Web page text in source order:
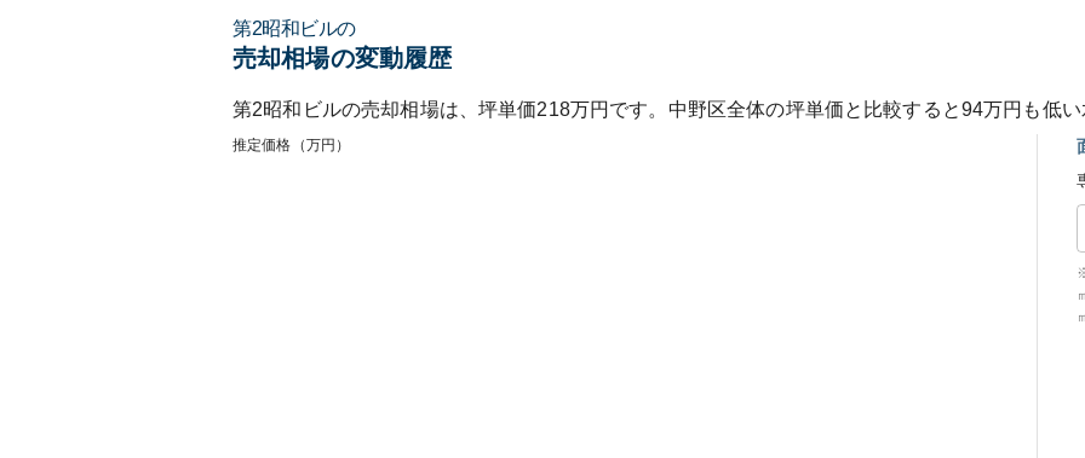
第2昭和ビルの
売却相場の変動履歴
第2昭和ビルの売却相場は、坪単価218万円です。 中野区全体の坪単価と比較すると94万円も低い
推定価格（万円）